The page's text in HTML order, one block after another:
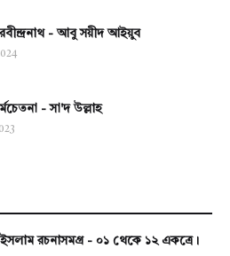
- আবু সয়ীদ আইয়ুব
- সা'দ উল্লাহ
রচনাসমগ্র - ০১ থেকে ১২ একত্রে।